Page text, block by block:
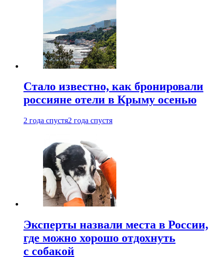
Стало известно, как бронировали
россияне отели в Крыму осенью
2 года спустя2 года спустя
Эксперты назвали места в России,
где можно хорошо отдохнуть
с собакой